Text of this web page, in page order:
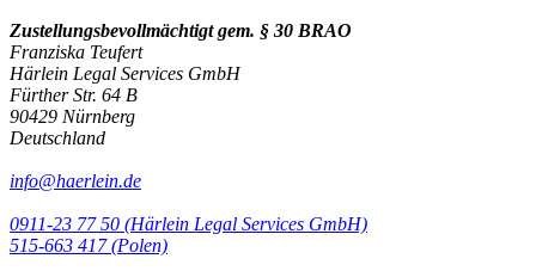
Zustellungsbevollmächtigt gem. § 30 BRAO
Franziska Teufert
Härlein Legal Services GmbH
Fürther Str. 64 B
90429 Nürnberg
Deutschland
info@haerlein.de
0911-23 77 50 (Härlein Legal Services GmbH)
‭515-663 417 (Polen)‬‬‬